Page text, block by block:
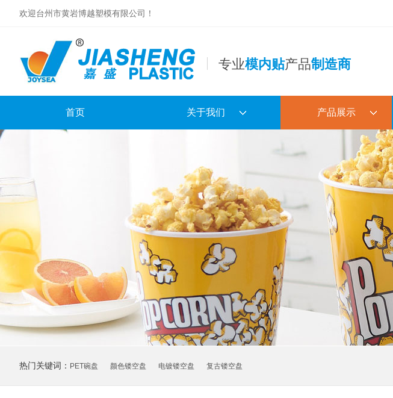
欢迎台州市黄岩博越塑模有限公司！
专业模内贴产品制造商
首页 关于我们
合作伙伴
专利及证书
镂空盘电子样本
日用品电子样本
产品展示
颜色镂空盘
电镀镂空盘
复古镂空盘
模内贴水壶、水杯、盘碗
爆米花桶
碗.罐.保鲜盒
热门关键词： PET碗盘 颜色镂空盘 电镀镂空盘 复古镂空盘